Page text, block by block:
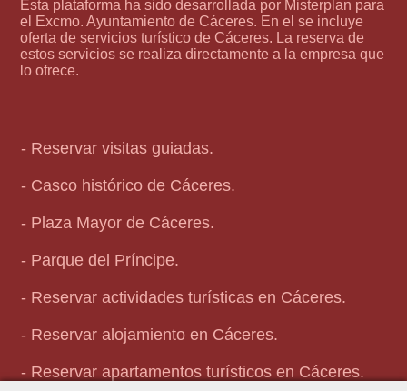
Esta plataforma ha sido desarrollada por Misterplan para
el Excmo. Ayuntamiento de Cáceres. En el se incluye
oferta de servicios turístico de Cáceres. La reserva de
estos servicios se realiza directamente a la empresa que
lo ofrece.
- Reservar visitas guiadas.
- Casco histórico de Cáceres.
- Plaza Mayor de Cáceres.
- Parque del Príncipe.
- Reservar actividades turísticas en Cáceres.
- Reservar alojamiento en Cáceres.
- Reservar apartamentos turísticos en Cáceres.